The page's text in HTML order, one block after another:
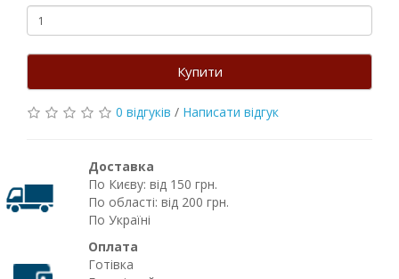
Купити
0 відгуків / Написати відгук
Доставка
По Києву: від 150 грн.
По області: від 200 грн.
По Україні
Оплата
Готівка